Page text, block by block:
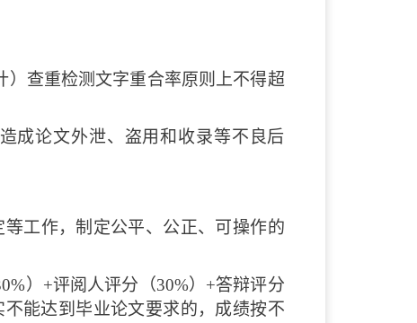
查重检测文字重合率原则上不得超
成论文外泄、盗用和收录等不良后
工作，制定公平、公正、可操作的
）+评阅人评分（30%）+答辩评分
能达到毕业论文要求的，成绩按不